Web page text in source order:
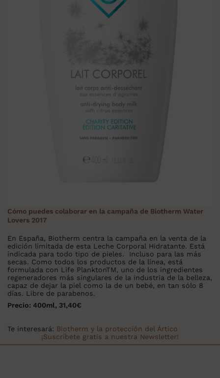
Cómo puedes colaborar en la campaña de Biotherm Water
Lovers 2017
En España, Biotherm centra la campaña en la venta de la
edición limitada de esta Leche Corporal Hidratante. Está
indicada para todo tipo de pieles. Incluso para las más
secas. Como todos los productos de la línea, está
formulada con Life PlanktonTM, uno de los ingredientes
regeneradores más singulares de la industria de la belleza,
capaz de dejar la piel como la de un bebé, en tan sólo 8
días. Libre de parabenos.
Precio: 400ml, 31,40€
Te interesará: Biotherm y la protección del Ártico
¡Suscríbete gratis a nuestra Newsletter!